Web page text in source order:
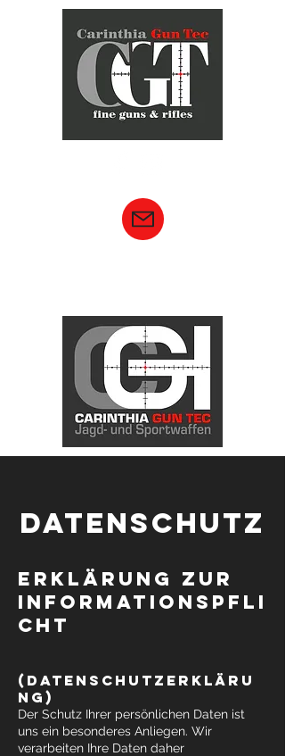
DATENSCHUTZ
ERKLÄRUNG ZUR
INFORMATIONSPFLI
CHT
(DATENSCHUTZERKLÄRU
NG)
Der Schutz Ihrer persönlichen Daten ist
uns ein besonderes Anliegen. Wir
verarbeiten Ihre Daten daher